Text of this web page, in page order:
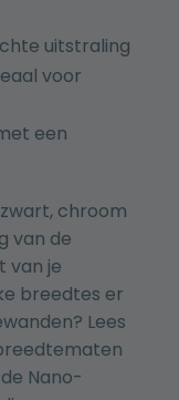
uitstraling
voor
een
chroom
van de
van je
breedtes er
Lees
Nano-